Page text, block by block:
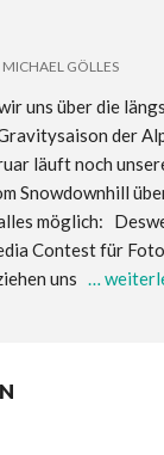
MICHAEL GÖLLES
uns über die
der
läuft noch
Snowdownhill
möglich:
Contest für
uns …